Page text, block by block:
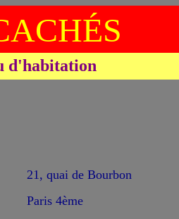
21, quai de Bourbon
Paris 4ème